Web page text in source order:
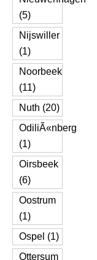
(5)
Nijswiller
(1)
Noorbeek
(11)
Nuth (20)
OdiliÃ«nberg
(1)
Oirsbeek
(6)
Oostrum
(1)
Ospel (1)
Ottersum